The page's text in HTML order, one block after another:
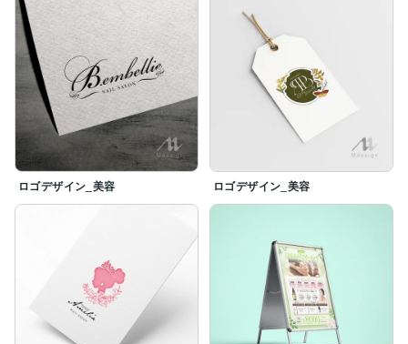
ロゴデザイン_美容 ロゴデザイン_美容